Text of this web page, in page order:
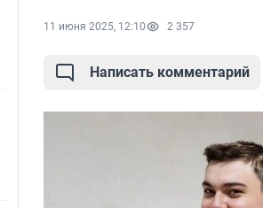
11 июня 2025, 12:10 2 357
Написать комментарий